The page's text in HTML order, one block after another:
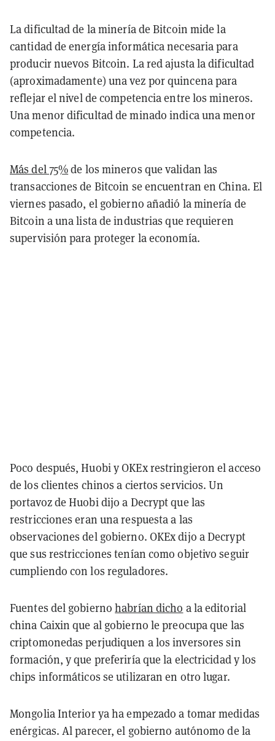
La dificultad de la minería de Bitcoin mide la
cantidad de energía informática necesaria para
producir nuevos Bitcoin. La red ajusta la dificultad
(aproximadamente) una vez por quincena para
reflejar el nivel de competencia entre los mineros.
Una menor dificultad de minado indica una menor
competencia.
Más del 75%de los mineros que validan las
transacciones de Bitcoin se encuentran en China. El
viernes pasado, el gobierno añadió la minería de
Bitcoin a una lista de industrias que requieren
supervisión para proteger la economía.
Poco después, Huobi y OKEx restringieron el acceso
de los clientes chinos a ciertos servicios. Un
portavoz de Huobi dijo a Decrypt que las
restricciones eran una respuesta a las
observaciones del gobierno. OKEx dijo a Decrypt
que sus restricciones tenían como objetivo seguir
cumpliendo con los reguladores.
Fuentes del gobiernohabrían dicho a la editorial
china Caixin que al gobierno le preocupa que las
criptomonedas perjudiquen a los inversores sin
formación, y que preferiría que la electricidad y los
chips informáticos se utilizaran en otro lugar.
Mongolia Interior ya ha empezado a tomar medidas
enérgicas. Al parecer, el gobierno autónomo de la